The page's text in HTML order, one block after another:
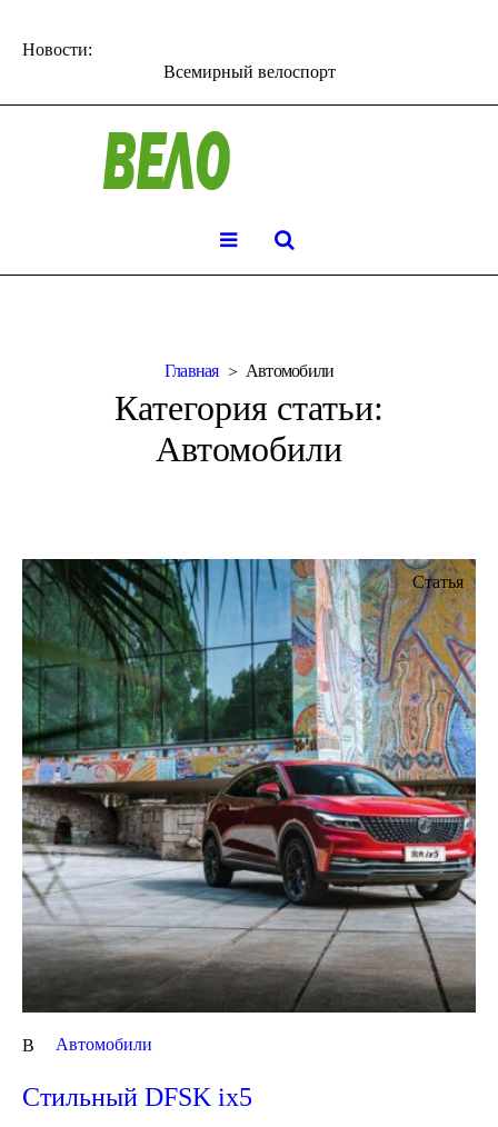
Новости:
Всемирный велоспорт
Главная Автомобили
Категория статьи:
Автомобили
Статья
В Автомобили
Стильный DFSK ix5